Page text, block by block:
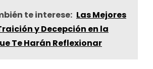
te interese: Las Mejores
y Decepción en la
Te Harán Reflexionar